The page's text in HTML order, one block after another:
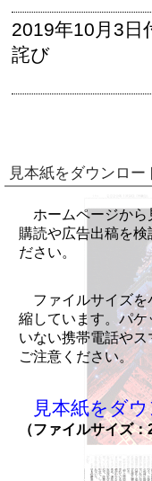
2019年10月3日
詫び
見本紙をダウンロー
ホームページか
購読や広告出稿を
ださい。
ファイルサイズ
縮しています。パ
いない携帯電話や
ご注意ください。
見本紙をダ
（ファイルサイズ